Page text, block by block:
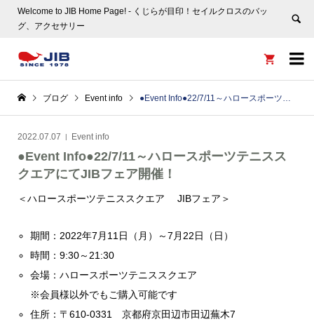
Welcome to JIB Home Page! ‐ くじらが目印！セイルクロスのバッ
グ、アクセサリー


ブログ Event info ●Event Info●22/7/11～ハロースポーツテニススクエアにてJIBフェア開催！
2022.07.07 Event info
●Event Info●22/7/11～ハロースポーツテニスス
クエアにてJIBフェア開催！
＜ハロースポーツテニススクエア JIBフェア＞
期間：2022年7月11日（月）～7月22日（日）
時間：9:30～21:30
会場：ハロースポーツテニススクエア
※会員様以外でもご購入可能です
住所：〒610-0331 京都府京田辺市田辺蕪木7